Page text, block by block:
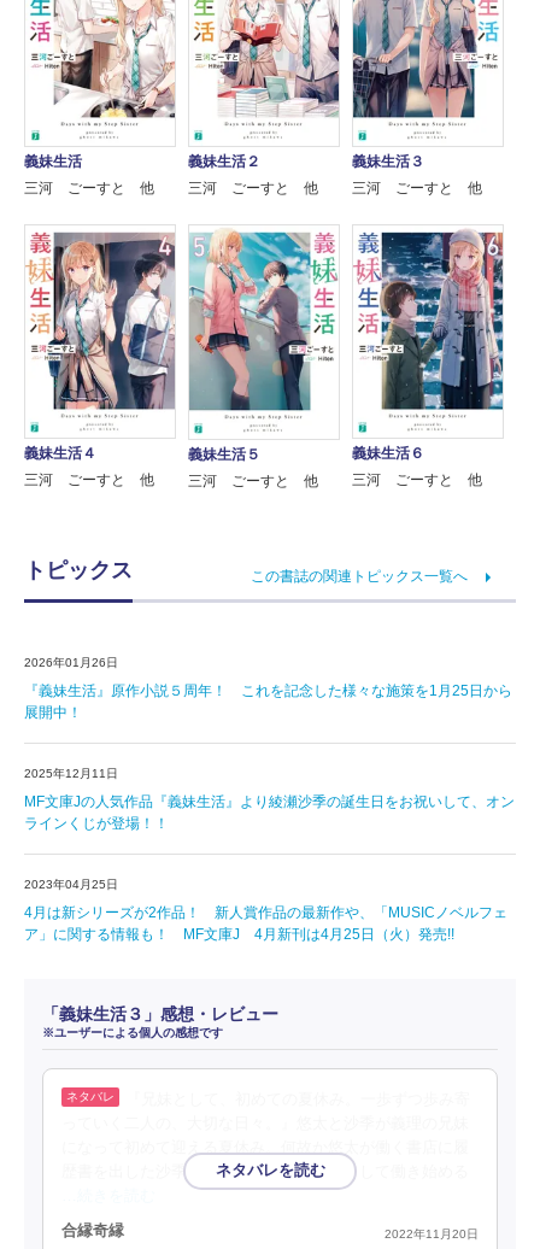
義妹生活
三河 ごーすと 他
義妹生活２
三河 ごーすと 他
義妹生活３
三河 ごーすと 他
義妹生活４
三河 ごーすと 他
義妹生活５
三河 ごーすと 他
義妹生活６
三河 ごーすと 他
トピックス この書誌の関連トピックス一覧へ
2026年01月26日
『義妹生活』原作小説５周年！ これを記念した様々な施策を1月25日から
展開中！
2025年12月11日
MF文庫Jの人気作品『義妹生活』より綾瀬沙季の誕生日をお祝いして、オン
ラインくじが登場！！
2023年04月25日
4月は新シリーズが2作品！ 新人賞作品の最新作や、「MUSICノベルフェ
ア」に関する情報も！ MF文庫J 4月新刊は4月25日（火）発売!!
「義妹生活３」感想・レビュー
※ユーザーによる個人の感想です
歴書を出した沙季は、アルバイトの後輩として働き始める
合縁奇縁 2022年11月20日